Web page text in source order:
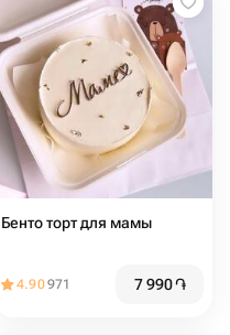
Бенто торт для мамы
4.90971 7 990֏